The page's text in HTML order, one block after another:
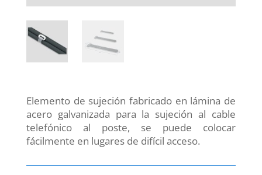
Elemento de sujeción fabricado en lámina de
acero galvanizada para la sujeción al cable
telefónico al poste, se puede colocar
fácilmente en lugares de difícil acceso.